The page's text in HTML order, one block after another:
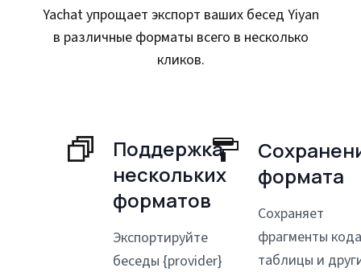
Yachat упрощает экспорт ваших бесед Yiyan
в различные форматы всего в несколько
кликов.
Поддержка
нескольких
форматов
Экспортируйте
беседы {provider}
формата
Сохраняет
фрагменты
таблицы и